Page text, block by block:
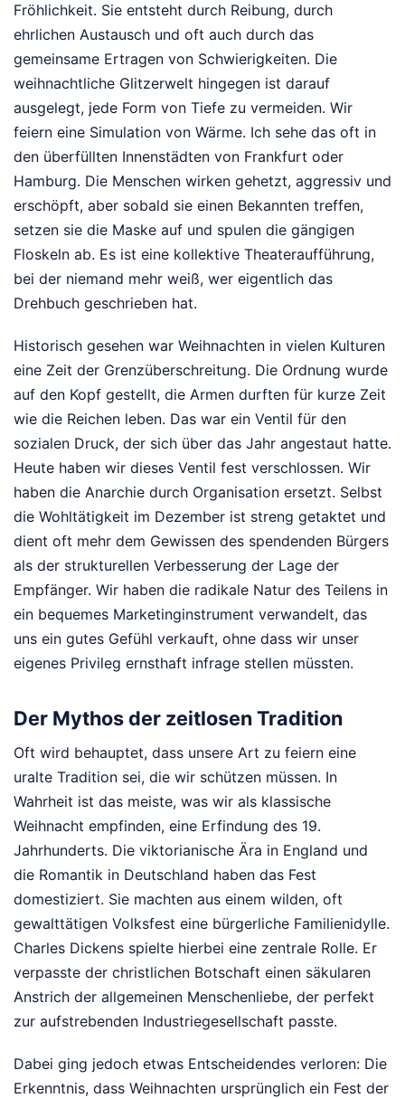
Fröhlichkeit. Sie entsteht durch Reibung, durch
ehrlichen Austausch und oft auch durch das
gemeinsame Ertragen von Schwierigkeiten. Die
weihnachtliche Glitzerwelt hingegen ist darauf
ausgelegt, jede Form von Tiefe zu vermeiden. Wir
feiern eine Simulation von Wärme. Ich sehe das oft in
den überfüllten Innenstädten von Frankfurt oder
Hamburg. Die Menschen wirken gehetzt, aggressiv und
erschöpft, aber sobald sie einen Bekannten treffen,
setzen sie die Maske auf und spulen die gängigen
Floskeln ab. Es ist eine kollektive Theateraufführung,
bei der niemand mehr weiß, wer eigentlich das
Drehbuch geschrieben hat.
Historisch gesehen war Weihnachten in vielen Kulturen
eine Zeit der Grenzüberschreitung. Die Ordnung wurde
auf den Kopf gestellt, die Armen durften für kurze Zeit
wie die Reichen leben. Das war ein Ventil für den
sozialen Druck, der sich über das Jahr angestaut hatte.
Heute haben wir dieses Ventil fest verschlossen. Wir
haben die Anarchie durch Organisation ersetzt. Selbst
die Wohltätigkeit im Dezember ist streng getaktet und
dient oft mehr dem Gewissen des spendenden Bürgers
als der strukturellen Verbesserung der Lage der
Empfänger. Wir haben die radikale Natur des Teilens in
ein bequemes Marketinginstrument verwandelt, das
uns ein gutes Gefühl verkauft, ohne dass wir unser
eigenes Privileg ernsthaft infrage stellen müssten.
Der Mythos der zeitlosen Tradition
Oft wird behauptet, dass unsere Art zu feiern eine
uralte Tradition sei, die wir schützen müssen. In
Wahrheit ist das meiste, was wir als klassische
Weihnacht empfinden, eine Erfindung des 19.
Jahrhunderts. Die viktorianische Ära in England und
die Romantik in Deutschland haben das Fest
domestiziert. Sie machten aus einem wilden, oft
gewalttätigen Volksfest eine bürgerliche Familienidylle.
Charles Dickens spielte hierbei eine zentrale Rolle. Er
verpasste der christlichen Botschaft einen säkularen
Anstrich der allgemeinen Menschenliebe, der perfekt
zur aufstrebenden Industriegesellschaft passte.
Dabei ging jedoch etwas Entscheidendes verloren: Die
Erkenntnis, dass Weihnachten ursprünglich ein Fest der